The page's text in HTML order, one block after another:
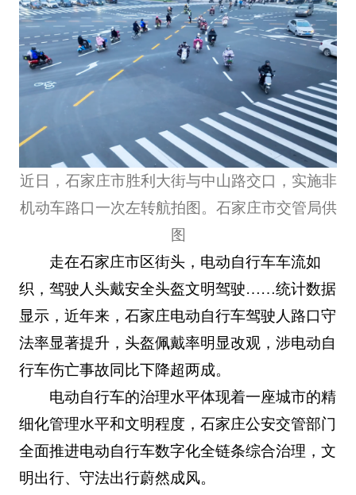
近日，石家庄市胜利大街与中山路交口，实施非
机动车路口一次左转航拍图。石家庄市交管局供
图
走在石家庄市区街头，电动自行车车流如
织，驾驶人头戴安全头盔文明驾驶……统计数据
显示，近年来，石家庄电动自行车驾驶人路口守
法率显著提升，头盔佩戴率明显改观，涉电动自
行车伤亡事故同比下降超两成。
电动自行车的治理水平体现着一座城市的精
细化管理水平和文明程度，石家庄公安交管部门
全面推进电动自行车数字化全链条综合治理，文
明出行、守法出行蔚然成风。